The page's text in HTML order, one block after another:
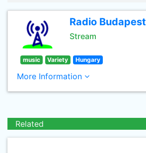
Radio Budapest
Stream
music Variety Hungary
More Information
Related